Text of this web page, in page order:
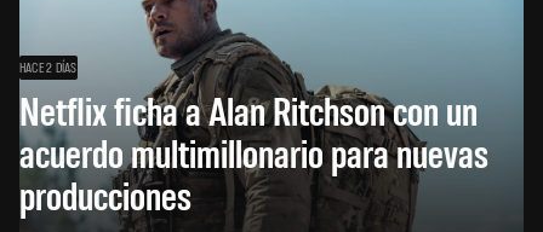
HACE 2 DÍAS
Netflix ficha a Alan Ritchson con un
acuerdo multimillonario para nuevas
producciones